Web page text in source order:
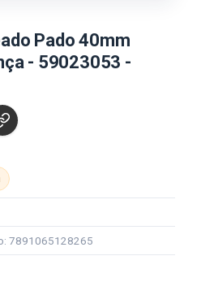
Pado 40mm
- 59023053 -
7891065128265